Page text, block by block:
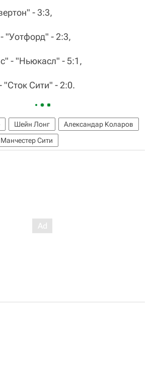
- 3:3,
"Уотфорд" - 2:3,
- "Ньюкасл" - 5:1,
"Сток Сити" - 2:0.
Шейн Лонг
Александар Коларов
Манчестер Сити